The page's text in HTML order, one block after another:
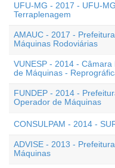
UFU-MG - 2017 - UFU-
Terraplenagem
AMAUC - 2017 -
Máquinas Rodoviárias
VUNESP - 2014 -
de Máquinas -
FUNDEP - 2014 -
Operador de Máquinas
CONSULPAM - 2014 -
ADVISE - 2013 -
Máquinas